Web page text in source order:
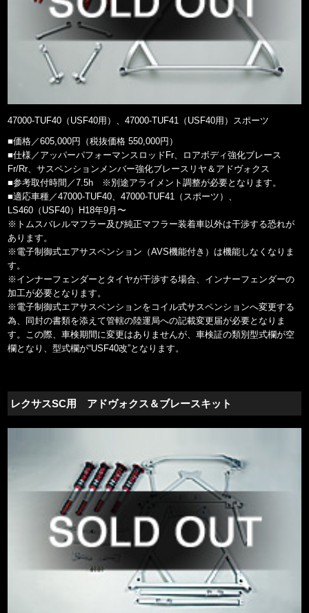
47000-TUF40（USF40用）、47000-TUF41（USF40用）スポーツ
■価格／605,000円（税抜価格 550,000円）
■仕様／アッパーパフォーマンスロッドFr、ロアボディ強化ブレース
Fr/Rr、サスペンションメンバー強化ブレースリヤ＆アドヴォクス
■参考取付時間／7.5h ※別途アライメント調整が必要となります。
■適応車種／47000-TUF40、47000-TUF41（スポーツ）、
LS460（USF40）H18年9月〜
※トムスバレルマフラー及び純正マフラー装着車以外は干渉する恐れが
あります。
※電子制御式エアサスペンション（AVS機能付き）は機能しなくなりま
す。
※インナーフェンダーとタイヤが干渉する場合、インナーフェンダーの
加工が必要となります。
※電子制御式エアサスペンションをコイル式サスペンションへ変更する
為、同封の書類を添えて管轄の陸運局への記載変更届が必要となりま
す。この際、車検期間に変更はありませんが、車検証の類別型式欄が空
欄となり、型式欄が“USF40改”となります。
レクサスSC用 アドヴォクス＆ブレースキット